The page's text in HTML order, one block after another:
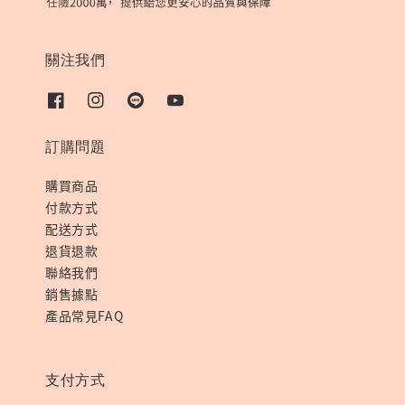
關注我們
訂購問題
購買商品
付款方式
配送方式
退貨退款
聯絡我們
銷售據點
產品常見FAQ
支付方式